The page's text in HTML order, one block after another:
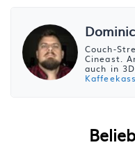
Couch-
Cineast.
auch in